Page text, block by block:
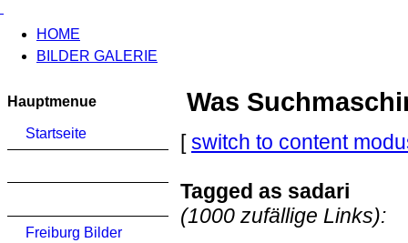
HOME
BILDER GALERIE
Hauptmenue
Startseite
Freiburg Bilder
Was
[switch to content
Tagged as sadari
(1000 zufällige Links):